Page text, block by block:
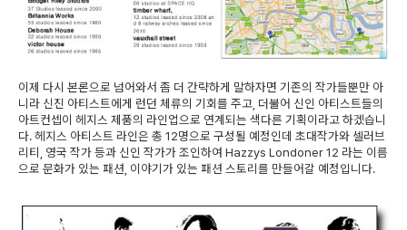
이제 다시 본론으로 넘어와서 좀 더 간략하게 말하자면 기존의 작가들뿐만 아
니라 신진 아티스트에게 런던 체류의 기회를 주고, 더불어 신인 아티스트들의
아트컨셉이 헤지스 제품의 라인업으로 연계되는 색다른 기획이라고 하겠습니
다. 헤지스 아티스트 라인은 총 12명으로 구성될 예정인데 초대작가와 셀러브
리티, 영국 작가 등과 신인 작가가 조인하여 Hazzys Londoner 12 라는 이름
으로 문화가 있는 패션, 이야기가 있는 패션 스토리를 만들어갈 예정입니다.